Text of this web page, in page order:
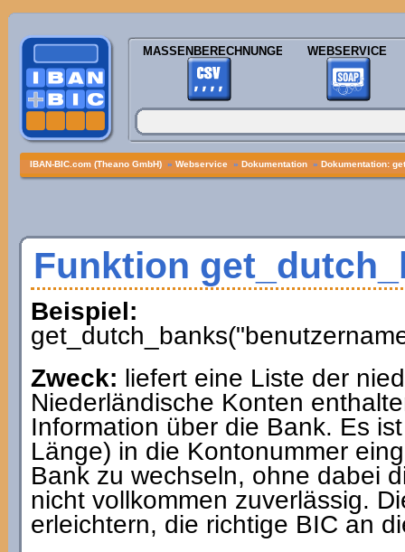
MASSENBERECHNUNGEN WEBSERVICE
IBAN-BIC.com (Theano GmbH) » Webservice » Dokumentation » Dokumentation:
Funktion
Beispiel:
Zweck: liefert eine Liste der
Niederländische Konten
Information über die Bank. Es
Länge) in die Kontonummer
Bank zu wechseln, ohne dabei
nicht vollkommen zuverlässig.
erleichtern, die richtige BIC an